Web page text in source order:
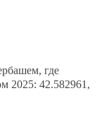
где
2025: 42.582961,